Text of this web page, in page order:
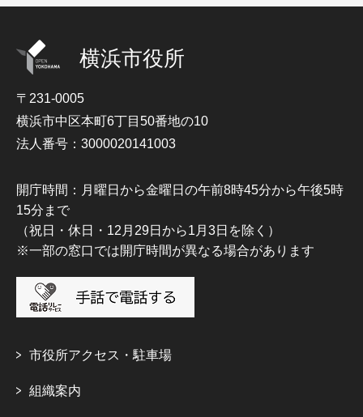
横浜市役所
〒231-0005
横浜市中区本町6丁目50番地の10
法人番号：3000020141003
開庁時間：月曜日から金曜日の午前8時45分から午後5時
15分まで
（祝日・休日・12月29日から1月3日を除く）
※一部の窓口では開庁時間が異なる場合があります
市役所アクセス・駐車場
組織案内